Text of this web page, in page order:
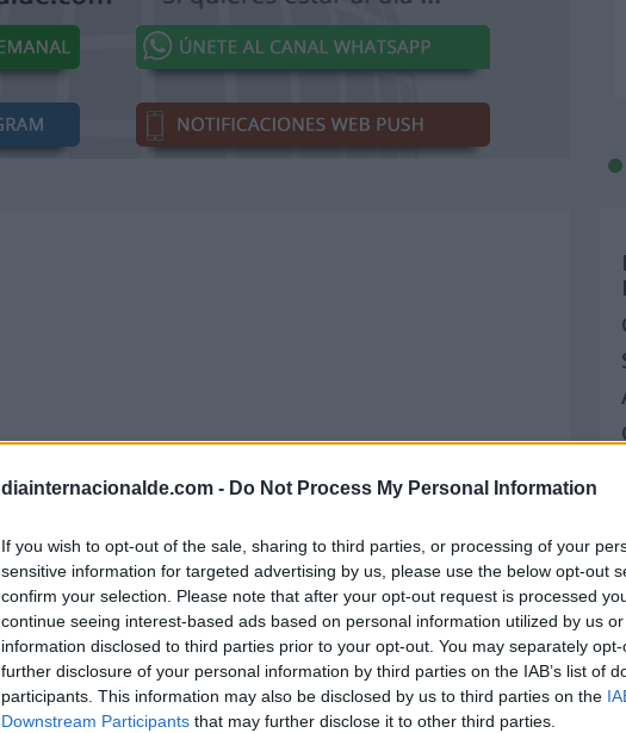
diainternacionalde.com - Do Not Process My Personal Information
If you wish to opt-out of the sale, sharing to third parties, or processing of your
sensitive information for targeted advertising by us, please use the below opt-out
confirm your selection. Please note that after your opt-out request is processed
continue seeing interest-based ads based on personal information utilized by us
information disclosed to third parties prior to your opt-out. You may separately
further disclosure of your personal information by third parties on the IAB’s list of
participants. This information may also be disclosed by us to third parties on the
Downstream Participants that may further disclose it to other third parties.